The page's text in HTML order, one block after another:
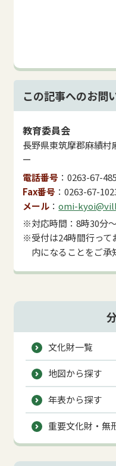
この記事へのお問
教育委員会
長野県東筑摩郡麻績
ー
電話番号
0263-67-
Fax番号
0263-67-
メール
omi-
※対応時間：8時30分
※受付は24時間行って
内になることをご承
文化財一覧
地図から探す
年表から探す
重要文化財・無